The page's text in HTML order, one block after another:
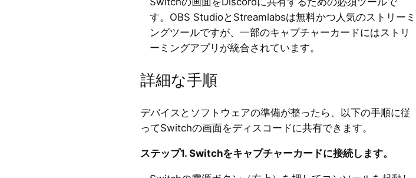
す。OBS StudioとStreamlabsは無料かつ人気のストリーミ
ングツールですが、一部のキャプチャーカードにはストリ
ーミングアプリが統合されています。
詳細な手順
デバイスとソフトウェアの準備が整ったら、以下の手順に従
ってSwitchの画面をディスコードに共有できます。
ステップ1. Switchをキャプチャーカードに接続します。